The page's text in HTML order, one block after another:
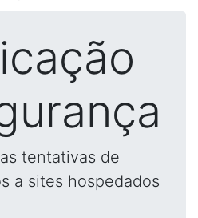
tentativas de
a sites hospedados